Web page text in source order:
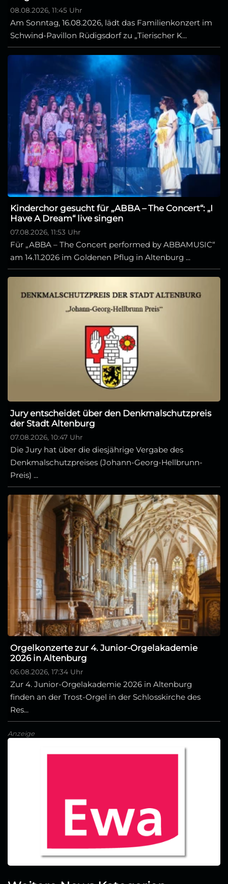
08.08.2026, 11:45 Uhr
Am Sonntag, 16.08.2026, lädt das Familienkonzert im
Schwind-Pavillon Rüdigsdorf zu „Tierischer K...
Kinderchor gesucht für „ABBA – The Concert“: „I
Have A Dream“ live singen
07.08.2026, 11:53 Uhr
Für „ABBA – The Concert performed by ABBAMUSIC“
am 14.11.2026 im Goldenen Pflug in Altenburg ...
Jury entscheidet über den Denkmalschutzpreis
der Stadt Altenburg
07.08.2026, 10:47 Uhr
Die Jury hat über die diesjährige Vergabe des
Denkmalschutzpreises (Johann-Georg-Hellbrunn-
Preis) ...
Orgelkonzerte zur 4. Junior-Orgelakademie
2026 in Altenburg
06.08.2026, 17:34 Uhr
Zur 4. Junior-Orgelakademie 2026 in Altenburg
finden an der Trost-Orgel in der Schlosskirche des
Res...
Anzeige